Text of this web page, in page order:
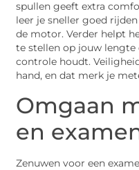
spullen geeft extra
leer je sneller goed
de motor. Verder helpt
te stellen op jouw
controle houdt.
hand, en dat merk je
Omgaan
en
Zenuwen voor een